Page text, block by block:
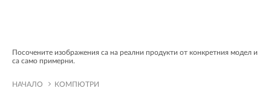
Посочените изображения са на реални продукти от конкретния модел и
са само примерни.
НАЧАЛО КОМПЮТРИ